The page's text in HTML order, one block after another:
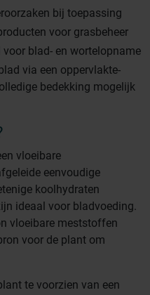
bij toepassing
voor grasbeheer
blad- en wortelopname
via een oppervlakte-
bedekking mogelijk
vloeibare
eenvoudige
koolhydraten
ideaal voor bladvoeding.
vloeibare meststoffen
voor de plant om
te voorzien van een